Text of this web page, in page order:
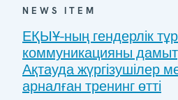
NEWS ITEM
ЕҚЫҰ-ның гендерлік
коммуникацияны
Ақтауда жүргізушілер
арналған тренинг өтті